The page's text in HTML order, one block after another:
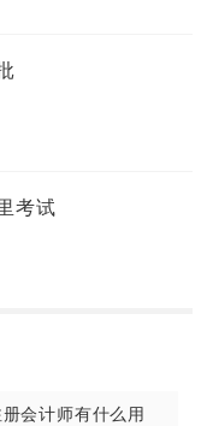
考试
册会计师有什么用